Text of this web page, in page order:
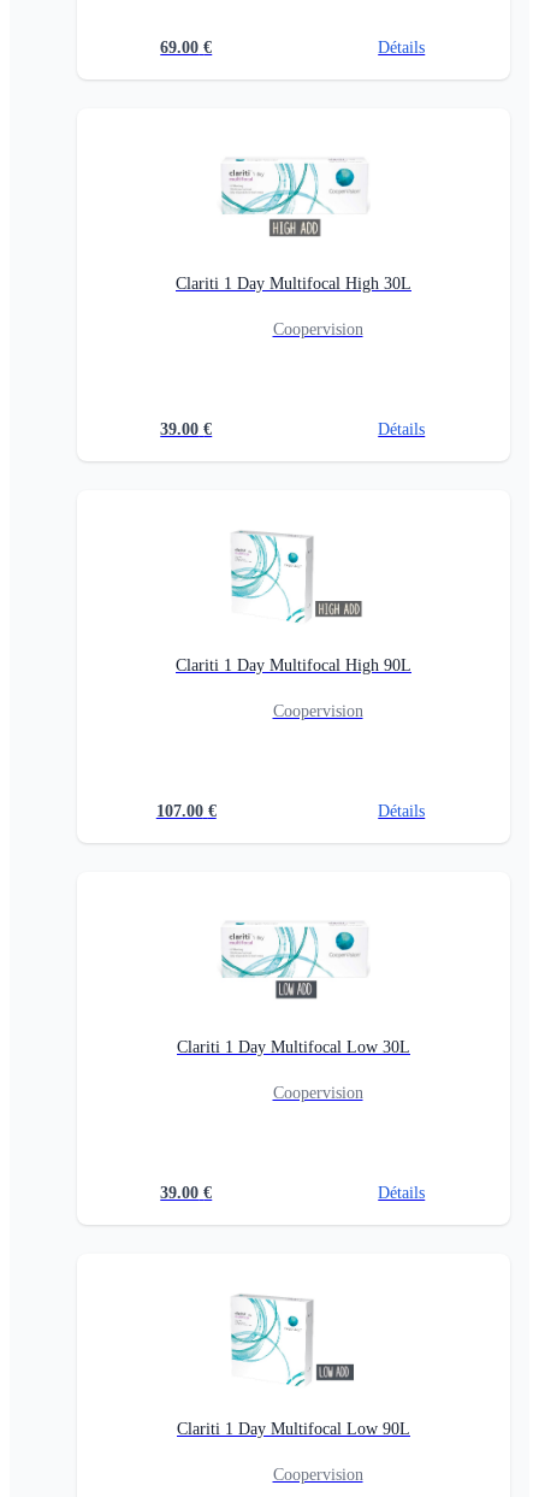
69.00 € Détails
Clariti 1 Day Multifocal High 30L
Coopervision
39.00 € Détails
Clariti 1 Day Multifocal High 90L
Coopervision
107.00 € Détails
Clariti 1 Day Multifocal Low 30L
Coopervision
39.00 € Détails
Clariti 1 Day Multifocal Low 90L
Coopervision